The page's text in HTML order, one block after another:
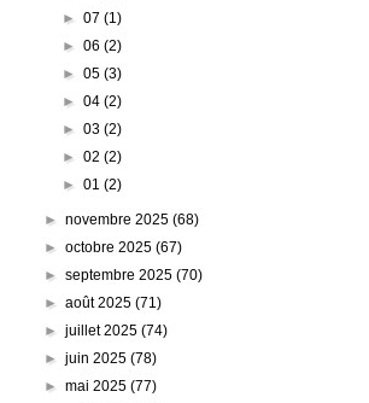
► 07 (1)
► 06 (2)
► 05 (3)
► 04 (2)
► 03 (2)
► 02 (2)
► 01 (2)
►novembre 2025(68)
►octobre 2025(67)
►septembre 2025(70)
►août 2025(71)
►juillet 2025(74)
►juin 2025(78)
►mai 2025(77)